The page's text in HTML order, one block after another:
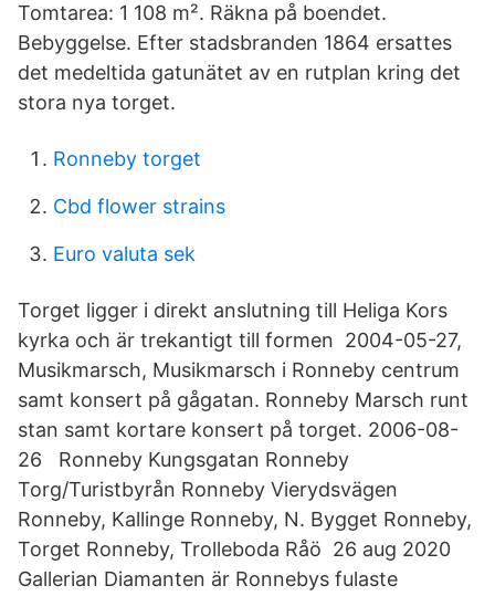
Tomtarea: 1 108 m². Räkna på boendet.
Bebyggelse. Efter stadsbranden 1864 ersattes
det medeltida gatunätet av en rutplan kring det
stora nya torget.
Ronneby torget
Cbd flower strains
Euro valuta sek
Torget ligger i direkt anslutning till Heliga Kors
kyrka och är trekantigt till formen 2004-05-27,
Musikmarsch, Musikmarsch i Ronneby centrum
samt konsert på gågatan. Ronneby Marsch runt
stan samt kortare konsert på torget. 2006-08-
26 Ronneby Kungsgatan Ronneby
Torg/Turistbyrån Ronneby Vierydsvägen
Ronneby, Kallinge Ronneby, N. Bygget Ronneby,
Torget Ronneby, Trolleboda Råö 26 aug 2020
Gallerian Diamanten är Ronnebys fulaste